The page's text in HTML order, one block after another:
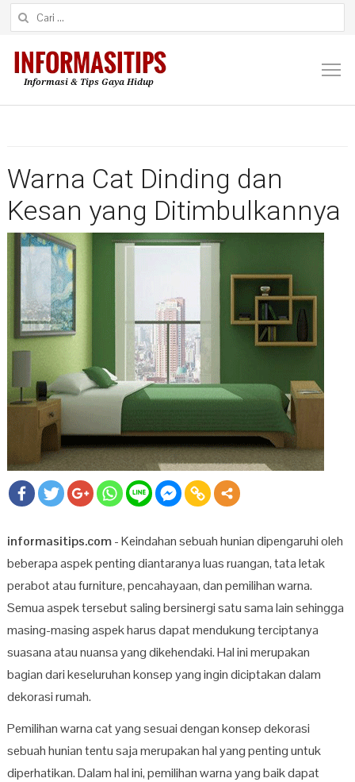
Cari untuk:
Warna Cat Dinding dan
Kesan yang Ditimbulkannya
informasitips.com- Keindahan sebuah hunian dipengaruhi oleh
beberapa aspek penting diantaranya luas ruangan, tata letak
perabot atau furniture, pencahayaan, dan pemilihan warna.
Semua aspek tersebut saling bersinergi satu sama lain sehingga
masing-masing aspek harus dapat mendukung terciptanya
suasana atau nuansa yang dikehendaki. Hal ini merupakan
bagian dari keseluruhan konsep yang ingin diciptakan dalam
dekorasi rumah.
Pemilihan warna cat yang sesuai dengan konsep dekorasi
sebuah hunian tentu saja merupakan hal yang penting untuk
diperhatikan. Dalam hal ini, pemilihan warna yang baik dapat